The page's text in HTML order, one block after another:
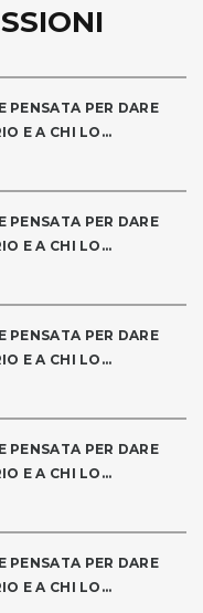
PENSATA PER DARE
E A CHI LO...
PENSATA PER DARE
E A CHI LO...
PENSATA PER DARE
E A CHI LO...
PENSATA PER DARE
E A CHI LO...
PENSATA PER DARE
E A CHI LO...